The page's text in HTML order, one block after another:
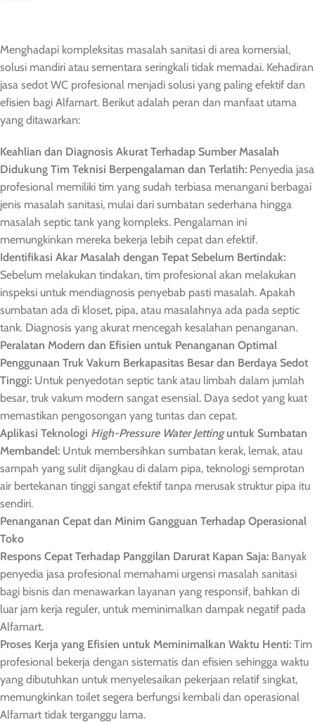
Menghadapi kompleksitas masalah sanitasi di area komersial,
solusi mandiri atau sementara seringkali tidak memadai. Kehadiran
jasa sedot WC profesional menjadi solusi yang paling efektif dan
efisien bagi Alfamart. Berikut adalah peran dan manfaat utama
yang ditawarkan:
Keahlian dan Diagnosis Akurat Terhadap Sumber Masalah
Didukung Tim Teknisi Berpengalaman dan Terlatih: Penyedia jasa
profesional memiliki tim yang sudah terbiasa menangani berbagai
jenis masalah sanitasi, mulai dari sumbatan sederhana hingga
masalah septic tank yang kompleks. Pengalaman ini
memungkinkan mereka bekerja lebih cepat dan efektif.
Identifikasi Akar Masalah dengan Tepat Sebelum Bertindak:
Sebelum melakukan tindakan, tim profesional akan melakukan
inspeksi untuk mendiagnosis penyebab pasti masalah. Apakah
sumbatan ada di kloset, pipa, atau masalahnya ada pada septic
tank. Diagnosis yang akurat mencegah kesalahan penanganan.
Peralatan Modern dan Efisien untuk Penanganan Optimal
Penggunaan Truk Vakum Berkapasitas Besar dan Berdaya Sedot
Tinggi: Untuk penyedotan septic tank atau limbah dalam jumlah
besar, truk vakum modern sangat esensial. Daya sedot yang kuat
memastikan pengosongan yang tuntas dan cepat.
Aplikasi Teknologi High-Pressure Water Jettinguntuk Sumbatan
Membandel: Untuk membersihkan sumbatan kerak, lemak, atau
sampah yang sulit dijangkau di dalam pipa, teknologi semprotan
air bertekanan tinggi sangat efektif tanpa merusak struktur pipa itu
sendiri.
Penanganan Cepat dan Minim Gangguan Terhadap Operasional
Toko
Respons Cepat Terhadap Panggilan Darurat Kapan Saja: Banyak
penyedia jasa profesional memahami urgensi masalah sanitasi
bagi bisnis dan menawarkan layanan yang responsif, bahkan di
luar jam kerja reguler, untuk meminimalkan dampak negatif pada
Alfamart.
Proses Kerja yang Efisien untuk Meminimalkan Waktu Henti: Tim
profesional bekerja dengan sistematis dan efisien sehingga waktu
yang dibutuhkan untuk menyelesaikan pekerjaan relatif singkat,
memungkinkan toilet segera berfungsi kembali dan operasional
Alfamart tidak terganggu lama.